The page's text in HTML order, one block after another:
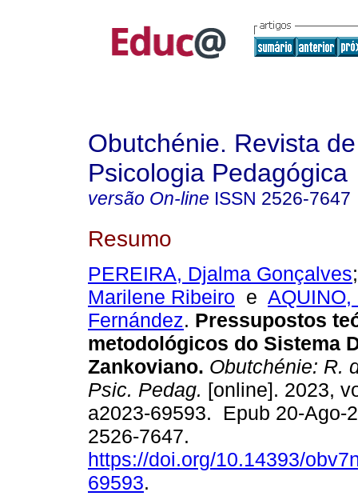
Obutchénie. Revista
Psicologia Pedagógica
versão On-line ISSN 2526-7647
Resumo
PEREIRA, Djalma Gonçalves
Marilene Ribeiro e AQUINO,
Fernández. Pressupostos
metodológicos do Sistema
Zankoviano. Obutchénie: R.
Psic. Pedag. [online]. 2023,
a2023-69593. Epub 20-Ago-
2526-7647.
https://doi.org/10.14393/
69593.